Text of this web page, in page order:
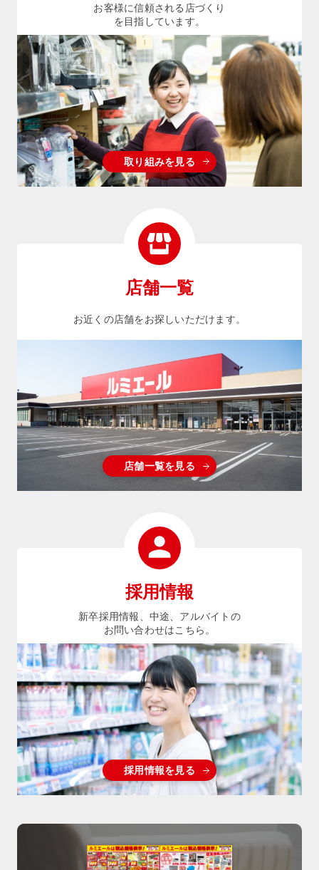
お客様に信頼される店づくり
を目指しています。
取り組みを見る
店舗一覧
お近くの店舗をお探しいただけます。
店舗一覧を見る
採用情報
新卒採用情報、中途、アルバイトの
お問い合わせはこちら。
採用情報を見る